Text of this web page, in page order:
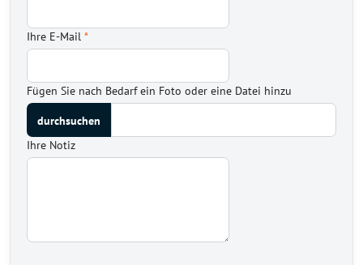
Ihre E-Mail *
Fügen Sie nach Bedarf ein Foto oder eine Datei hinzu
Ihre Notiz